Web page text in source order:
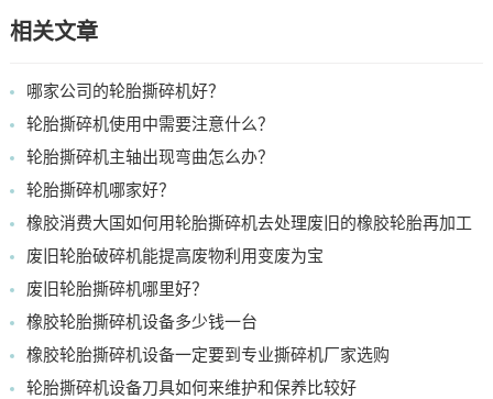
相关文章
哪家公司的轮胎撕碎机好？
轮胎撕碎机使用中需要注意什么？
轮胎撕碎机主轴出现弯曲怎么办？
轮胎撕碎机哪家好？
橡胶消费大国如何用轮胎撕碎机去处理废旧的橡胶轮胎再加工
废旧轮胎破碎机能提高废物利用变废为宝
废旧轮胎撕碎机哪里好？
橡胶轮胎撕碎机设备多少钱一台
橡胶轮胎撕碎机设备一定要到专业撕碎机厂家选购
轮胎撕碎机设备刀具如何来维护和保养比较好